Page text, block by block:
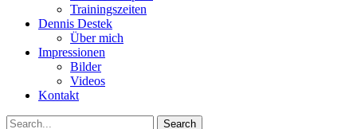
Trainingszeiten
Dennis Destek
Über mich
Impressionen
Bilder
Videos
Kontakt